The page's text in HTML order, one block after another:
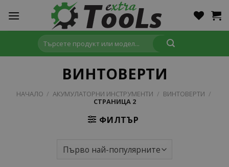
content
Търсене
за:
ВИНТОВЕРТИ
НАЧАЛО / АКУМУЛАТОРНИ ИНСТРУМЕНТИ / ВИНТОВЕРТИ /
СТРАНИЦА 2
ФИЛТЪР